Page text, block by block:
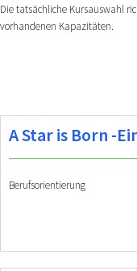
Die tatsächliche Kursauswahl
vorhandenen Kapazitäten.
A Star is Born -
Berufsorientierung